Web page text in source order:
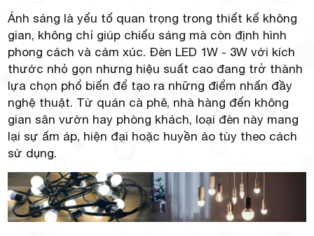
Minh
Giảng,
Ánh sáng là yếu tố quan trọng trong thiết kế không
gian, không chỉ giúp chiếu sáng mà còn định hình
phong cách và cảm xúc. Đèn LED 1W - 3W với kích
thước nhỏ gọn nhưng hiệu suất cao đang trở thành
lựa chọn phổ biến để tạo ra những điểm nhấn đầy
nghệ thuật. Từ quán cà phê, nhà hàng đến không
gian sân vườn hay phòng khách, loại đèn này mang
lại sự ấm áp, hiện đại hoặc huyền ảo tùy theo cách
sử dụng.